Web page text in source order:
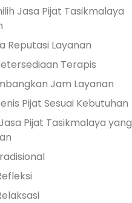
Jasa Pijat Tasikmalaya
Reputasi Layanan
Terapis
Jam Layanan
Pijat Sesuai Kebutuhan
Pijat Tasikmalaya yang